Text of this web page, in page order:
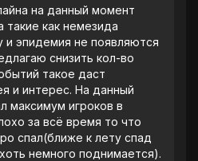
на данный момент
как немезида
и эпидемия не появляются
снизить кол-во
такое даст
и интерес. На данный
максимум игроков в
за всë время то что
спал(ближе к лету спад
немного поднимается).